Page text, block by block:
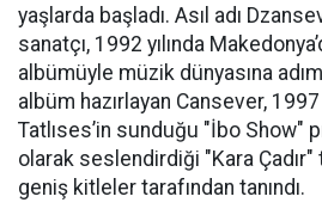
yaşlarda başladı. Asıl adı
sanatçı, 1992 yılında
albümüyle müzik dünyasına
albüm hazırlayan Cansever, 1997
Tatlıses’in sunduğu "İbo Show"
olarak seslendirdiği "Kara Çadır"
geniş kitleler tarafından tanındı.